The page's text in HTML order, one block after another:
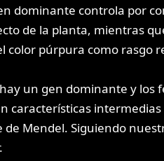
dominante controla por
de la planta, mientras
púrpura como rasgo
un gen dominante y
características
Mendel. Siguiendo